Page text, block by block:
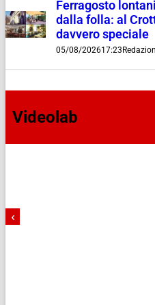
Ferragosto
dalla folla: al
davvero speciale
05/08/202617:23
Videolab
‹